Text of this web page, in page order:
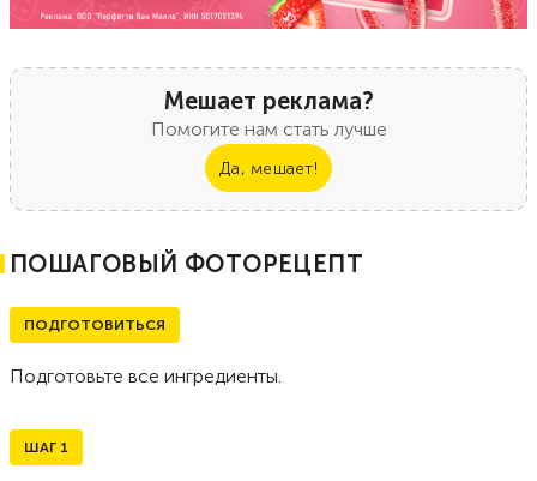
Мешает реклама?
Помогите нам стать лучше
Да, мешает!
ПОШАГОВЫЙ ФОТОРЕЦЕПТ
ПОДГОТОВИТЬСЯ
Подготовьте все ингредиенты.
ШАГ 1